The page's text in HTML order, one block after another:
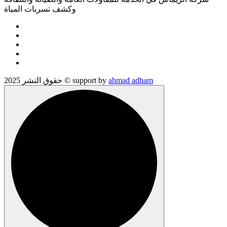
وكشف تسربات المياة
حقوق النشر 2025 © support by ahmad adham